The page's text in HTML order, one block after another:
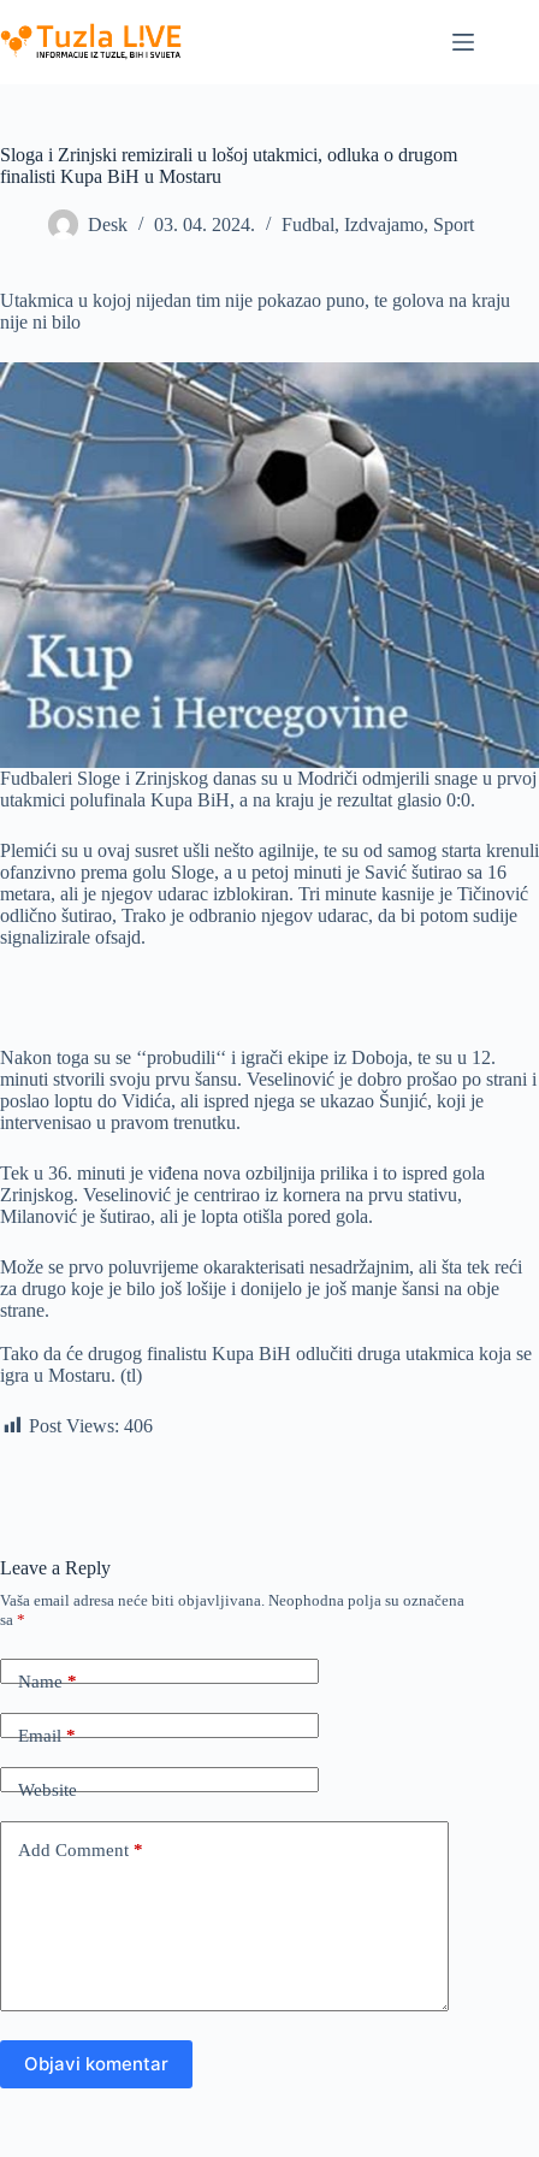
to
content
Sloga i Zrinjski remizirali u lošoj utakmici, odluka o drugom
finalisti Kupa BiH u Mostaru
Desk 03. 04. 2024. Fudbal, Izdvajamo, Sport
Utakmica u kojoj nijedan tim nije pokazao puno, te golova na kraju
nije ni bilo
Fudbaleri Sloge i Zrinjskog danas su u Modriči odmjerili snage u prvoj
utakmici polufinala Kupa BiH, a na kraju je rezultat glasio 0:0.
Plemići su u ovaj susret ušli nešto agilnije, te su od samog starta krenuli
ofanzivno prema golu Sloge, a u petoj minuti je Savić šutirao sa 16
metara, ali je njegov udarac izblokiran. Tri minute kasnije je Tičinović
odlično šutirao, Trako je odbranio njegov udarac, da bi potom sudije
signalizirale ofsajd.
Nakon toga su se ‘‘probudili‘‘ i igrači ekipe iz Doboja, te su u 12.
minuti stvorili svoju prvu šansu. Veselinović je dobro prošao po strani i
poslao loptu do Vidića, ali ispred njega se ukazao Šunjić, koji je
intervenisao u pravom trenutku.
Tek u 36. minuti je viđena nova ozbiljnija prilika i to ispred gola
Zrinjskog. Veselinović je centrirao iz kornera na prvu stativu,
Milanović je šutirao, ali je lopta otišla pored gola.
Može se prvo poluvrijeme okarakterisati nesadržajnim, ali šta tek reći
za drugo koje je bilo još lošije i donijelo je još manje šansi na obje
strane.
Tako da će drugog finalistu Kupa BiH odlučiti druga utakmica koja se
igra u Mostaru. (tl)
Post Views: 406
Leave a Reply
Vaša email adresa neće biti objavljivana. Neophodna polja su označena
sa *
Name*
Email*
Website
Add Comment *
Objavi komentar